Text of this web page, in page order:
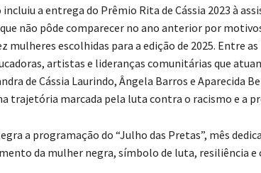
a entrega do Prêmio Rita de Cássia 2023 à
não pôde comparecer no ano anterior por
mulheres escolhidas para a edição de 2025. Entre
artistas e lideranças comunitárias que
de Cássia Laurindo, Ângela Barros e Aparecida
trajetória marcada pela luta contra o racismo e a
a programação do “Julho das Pretas”, mês
da mulher negra, símbolo de luta, resiliência